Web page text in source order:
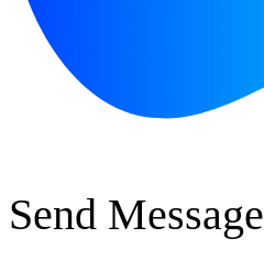
Send Message